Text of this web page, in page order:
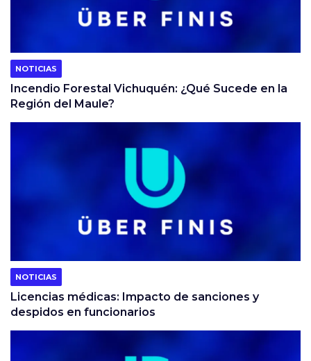
NOTICIAS
Incendio Forestal Vichuquén: ¿Qué Sucede en la
Región del Maule?
NOTICIAS
Licencias médicas: Impacto de sanciones y
despidos en funcionarios